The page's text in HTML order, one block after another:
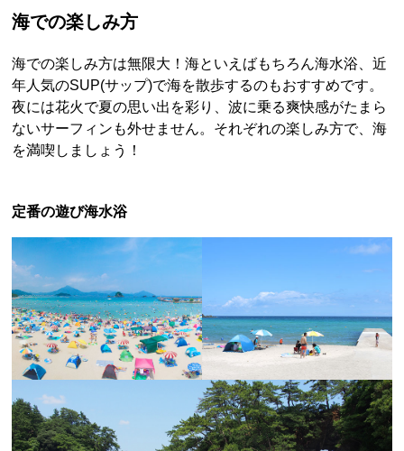
海での楽しみ方
海での楽しみ方は無限大！海といえばもちろん海水浴、近
年人気のSUP(サップ)で海を散歩するのもおすすめです。
夜には花火で夏の思い出を彩り、波に乗る爽快感がたまら
ないサーフィンも外せません。それぞれの楽しみ方で、海
を満喫しましょう！
定番の遊び海水浴